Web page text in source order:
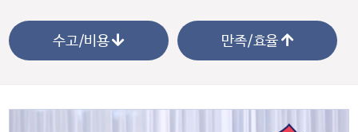
수고/비용 만족/효율